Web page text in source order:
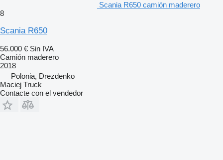
Scania R650 camión maderero
8
Scania R650
56.000 € Sin IVA
Camión maderero
2018
Polonia, Drezdenko
Maciej Truck
Contacte con el vendedor